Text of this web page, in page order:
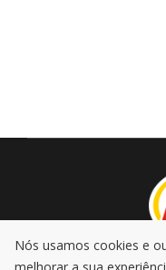
Nós usamos cookies e
melhorar a sua